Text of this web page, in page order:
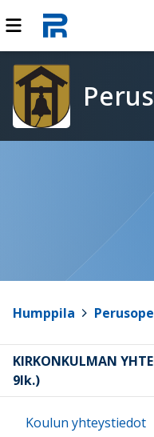
Humppila
KIRKONKULMAN
9lk.)
Koulun yhteystiedot